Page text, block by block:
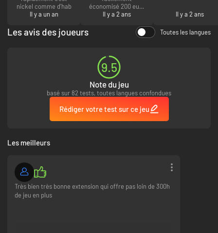
nickel comme d'hab
Il y a un an
économisé 200 euro
au total depuis que
Il y a 2 ans Il y a 2 ans
Les avis des joueurs Toutes les langues
9.5
Note du jeu
basé sur 82 tests, toutes langues confondues
Rédiger votre test sur ce jeu
Les meilleurs
Très bien très bonne extension qui offre pas loin de 300h
de jeu en plus